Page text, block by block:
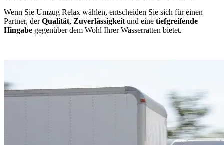
Wenn Sie Umzug Relax wählen, entscheiden Sie sich für einen
Partner, derQualität, Zuverlässigkeit und eine tiefgreifende
Hingabe gegenüber dem Wohl Ihrer Wasserratten bietet.